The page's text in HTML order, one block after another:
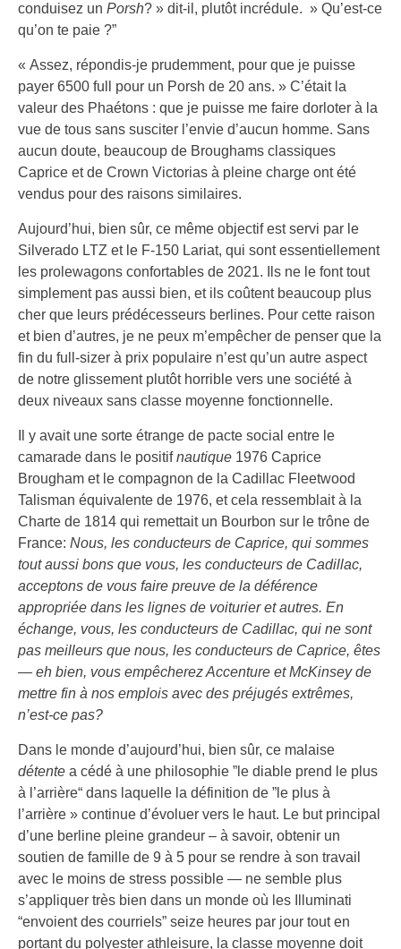
conduisez un Porsh? » dit-il, plutôt incrédule. » Qu’est-ce
qu’on te paie ?”
« Assez, répondis-je prudemment, pour que je puisse
payer 6500 full pour un Porsh de 20 ans. » C’était la
valeur des Phaétons : que je puisse me faire dorloter à la
vue de tous sans susciter l’envie d’aucun homme. Sans
aucun doute, beaucoup de Broughams classiques
Caprice et de Crown Victorias à pleine charge ont été
vendus pour des raisons similaires.
Aujourd’hui, bien sûr, ce même objectif est servi par le
Silverado LTZ et le F-150 Lariat, qui sont essentiellement
les prolewagons confortables de 2021. Ils ne le font tout
simplement pas aussi bien, et ils coûtent beaucoup plus
cher que leurs prédécesseurs berlines. Pour cette raison
et bien d’autres, je ne peux m’empêcher de penser que la
fin du full-sizer à prix populaire n’est qu’un autre aspect
de notre glissement plutôt horrible vers une société à
deux niveaux sans classe moyenne fonctionnelle.
Il y avait une sorte étrange de pacte social entre le
camarade dans le positifnautique 1976 Caprice
Brougham et le compagnon de la Cadillac Fleetwood
Talisman équivalente de 1976, et cela ressemblait à la
Charte de 1814 qui remettait un Bourbon sur le trône de
France: Nous, les conducteurs de Caprice, qui sommes
tout aussi bons que vous, les conducteurs de Cadillac,
acceptons de vous faire preuve de la déférence
appropriée dans les lignes de voiturier et autres. En
échange, vous, les conducteurs de Cadillac, qui ne sont
pas meilleurs que nous, les conducteurs de Caprice, êtes
— eh bien, vous empêcherez Accenture et McKinsey de
mettre fin à nos emplois avec des préjugés extrêmes,
n’est-ce pas?
Dans le monde d’aujourd’hui, bien sûr, ce malaise
détente a cédé à une philosophie ”le diable prend le plus
à l’arrière“ dans laquelle la définition de ”le plus à
l’arrière » continue d’évoluer vers le haut. Le but principal
d’une berline pleine grandeur – à savoir, obtenir un
soutien de famille de 9 à 5 pour se rendre à son travail
avec le moins de stress possible — ne semble plus
s’appliquer très bien dans un monde où les Illuminati
“envoient des courriels” seize heures par jour tout en
portant du polyester athleisure, la classe moyenne doit